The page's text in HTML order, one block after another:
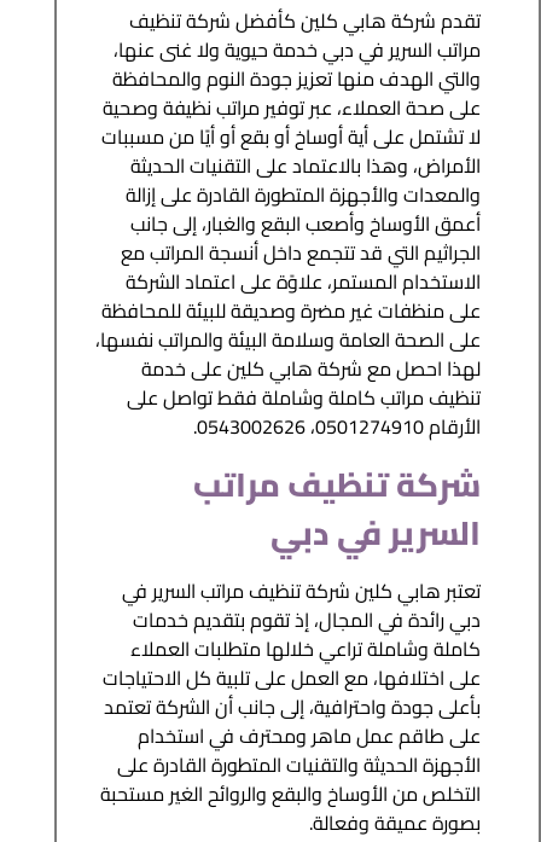
تقدم شركة هابي كلين كأفضل شركة تنظيف
مراتب السرير في دبي خدمة حيوية ولا غنى عنها،
والتي الهدف منها تعزيز جودة النوم والمحافظة
على صحة العملاء، عبر توفير مراتب نظيفة وصحية
لا تشتمل على أية أوساخ أو بقع أو أيًا من مسببات
الأمراض، وهذا بالاعتماد على التقنيات الحديثة
والمعدات والأجهزة المتطورة القادرة على إزالة
أعمق الأوساخ وأصعب البقع والغبار، إلى جانب
الجراثيم التي قد تتجمع داخل أنسجة المراتب مع
الاستخدام المستمر، علاوًة على اعتماد الشركة
على منظفات غير مضرة وصديقة للبيئة للمحافظة
على الصحة العامة وسلامة البيئة والمراتب نفسها،
لهذا احصل مع شركة هابي كلين على خدمة
تنظيف مراتب كاملة وشاملة فقط تواصل على
الأرقام 0501274910، 0543002626.
شركة تنظيف مراتب
السرير في دبي
تعتبر هابي كلين شركة تنظيف مراتب السرير في
دبي رائدة في المجال، إذ تقوم بتقديم خدمات
كاملة وشاملة تراعي خلالها متطلبات العملاء
على اختلافها، مع العمل على تلبية كل الاحتياجات
بأعلى جودة واحترافية، إلى جانب أن الشركة تعتمد
على طاقم عمل ماهر ومحترف في استخدام
الأجهزة الحديثة والتقنيات المتطورة القادرة على
التخلص من الأوساخ والبقع والروائح الغير مستحبة
بصورة عميقة وفعالة.